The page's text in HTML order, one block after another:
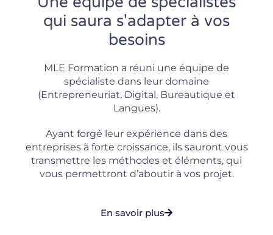
qui saura s'adapter à vos
besoins
MLE Formation a réuni une équipe de
spécialiste dans leur domaine
(Entrepreneuriat, Digital, Bureautique et
Langues).
Ayant forgé leur expérience dans des
entreprises à forte croissance, ils sauront vous
transmettre les méthodes et éléments, qui
vous permettront d’aboutir à vos projet.
En savoir plus